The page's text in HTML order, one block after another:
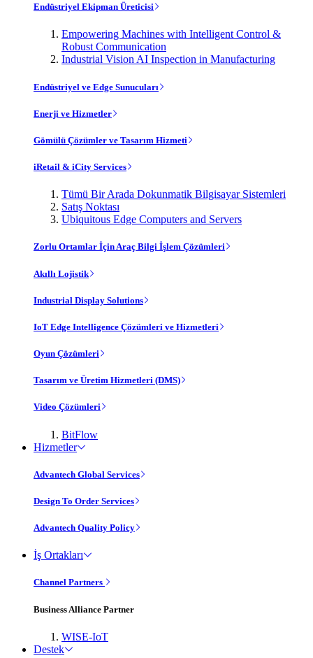
Endüstriyel Ekipman Üreticisi
Empowering Machines with Intelligent Control &
Robust Communication
Industrial Vision AI Inspection in Manufacturing
Endüstriyel ve Edge Sunucuları
Enerji ve Hizmetler
Gömülü Çözümler ve Tasarım Hizmeti
iRetail & iCity Services
Tümü Bir Arada Dokunmatik Bilgisayar Sistemleri
Satış Noktası
Ubiquitous Edge Computers and Servers
Zorlu Ortamlar İçin Araç Bilgi İşlem Çözümleri
Akıllı Lojistik
Industrial Display Solutions
IoT Edge Intelligence Çözümleri ve Hizmetleri
Oyun Çözümleri
Tasarım ve Üretim Hizmetleri (DMS)
Video Çözümleri
BitFlow
Hizmetler
Advantech Global Services
Design To Order Services
Advantech Quality Policy
İş Ortakları
Channel Partners
Business Alliance Partner
WISE-IoT
Destek